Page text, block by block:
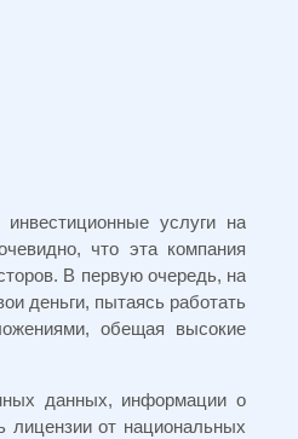
услуги на
что эта компания
В первую очередь, на
деньги, пытаясь работать
обещая высокие
данных, информации о
лицензии от национальных